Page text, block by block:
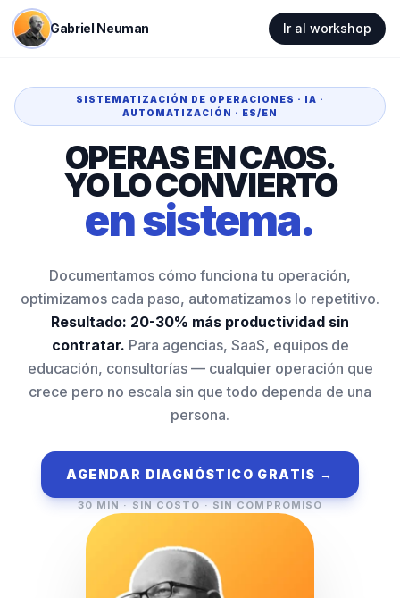
Gabriel Neuman Ir al workshop
SISTEMATIZACIÓN DE OPERACIONES · IA ·
AUTOMATIZACIÓN · ES/EN
OPERAS EN CAOS.
YO LO CONVIERTO
en sistema.
Documentamos cómo funciona tu operación,
optimizamos cada paso, automatizamos lo repetitivo.
Resultado: 20-30% más productividad sin
contratar. Para agencias, SaaS, equipos de
educación, consultorías — cualquier operación que
crece pero no escala sin que todo dependa de una
persona.
AGENDAR DIAGNÓSTICO GRATIS →
30 MIN · SIN COSTO · SIN COMPROMISO